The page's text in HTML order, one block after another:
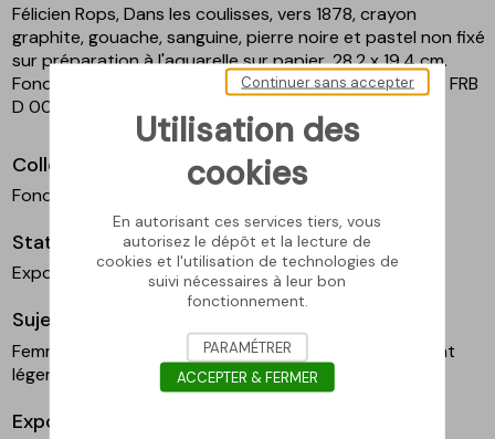
Félicien Rops, Dans les coulisses, vers 1878, crayon
graphite, gouache, sanguine, pierre noire et pastel non fixé
sur préparation à l'aquarelle sur papier, 28,2 x 19,4 cm.
Fondation Roi Baudouin, en dépôt au musée Rops, inv. FRB
D 002.
Collection
Fondation Roi Baudouin
Statut
Exposé - Salles permanentes
Sujet / thème
Femme ; Nudité; Chapeau
; Cent
légers croquis
Exposition
Utilisation des
cookies
En autorisant ces services tiers, vous
autorisez le dépôt et la lecture de
cookies et l'utilisation de technologies de
suivi nécessaires à leur bon
fonctionnement.
Continuer sans accepter
PARAMÉTRER
ACCEPTER & FERMER